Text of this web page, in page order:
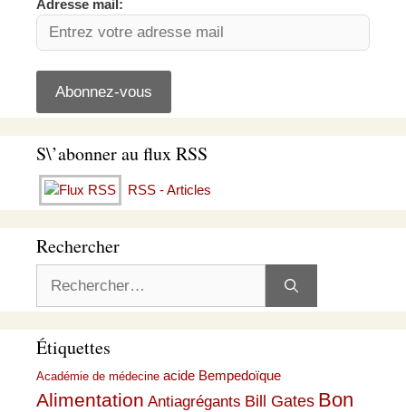
Adresse mail:
S\’abonner au flux RSS
RSS - Articles
Rechercher
Étiquettes
Académie de médecine acide Bempedoïque
Alimentation Antiagrégants Bill Gates Bon